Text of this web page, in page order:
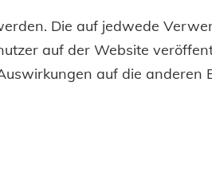
Die auf jedwede
auf der Website
auf die anderen